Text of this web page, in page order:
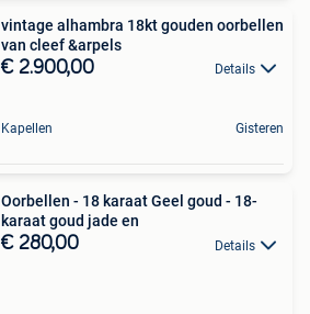
vintage alhambra 18kt gouden oorbellen
van cleef &arpels
€ 2.900,00 Details
Kapellen Gisteren
Oorbellen - 18 karaat Geel goud - 18-
karaat goud jade en
€ 280,00 Details